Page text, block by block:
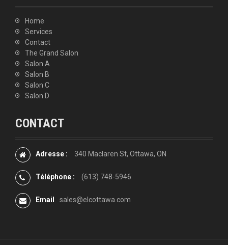
Home
Services
Contact
The Grand Salon
Salon A
Salon B
Salon C
Salon D
CONTACT
Adresse : 340 Maclaren St, Ottawa, ON
Téléphone : (613) 748-5946
Email sales@elcottawa.com